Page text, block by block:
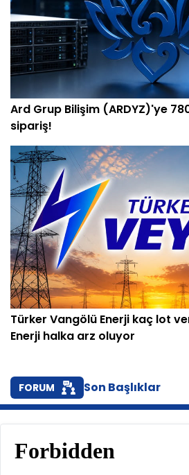
Ard Grup Bilişim (ARDYZ)'ye
sipariş!
Türker Vangölü Enerji kaç lot
Enerji halka arz oluyor
FORUM Son Başlıklar